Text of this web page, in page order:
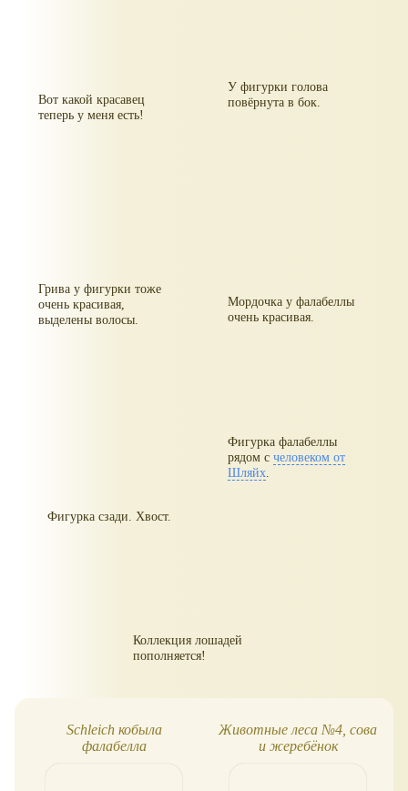
Вот какой красавец
теперь у меня есть!
У фигурки голова
повёрнута в бок.
Грива у фигурки тоже
очень красивая,
выделены волосы.
Мордочка у фалабеллы
очень красивая.
Фигурка сзади. Хвост.
Фигурка фалабеллы
рядом счеловеком от
Шляйх.
Коллекция лошадей
пополняется!
Schleich кобыла
фалабелла
Животные леса №4, сова
и жеребёнок